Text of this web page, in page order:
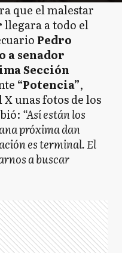
que el malestar
llegara a todo el
Pedro
a senador
Sección
“Potencia”,
unas fotos de los
“Así están los
próxima dan
es terminal. El
a buscar